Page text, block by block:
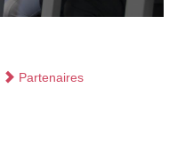
Partenaires